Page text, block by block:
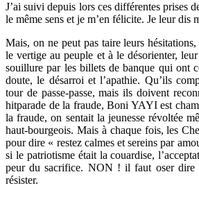
J’ai suivi depuis lors ces différentes prises
le même sens et je m’en félicite. Je leur dis
Mais, on ne peut pas taire leurs
le vertige au peuple et à le désorienter,
souillure par les billets de banque qui ont
doute, le désarroi et l’apathie. Qu’ils
tour de passe-passe, mais ils doivent
hitparade de la fraude, Boni YAYI est
la fraude, on sentait la jeunesse révoltée
haut-bourgeois. Mais à chaque fois, les
pour dire « restez calmes et sereins par
si le patriotisme était la couardise,
peur du sacrifice. NON ! il faut oser dire
résister.